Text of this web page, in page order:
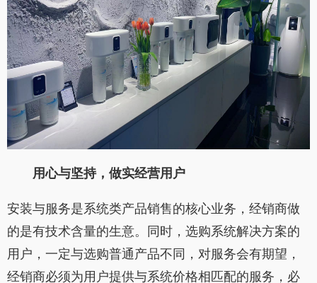
用心与坚持，做实经营用户
安装与服务是系统类产品销售的核心业务，经销商做
的是有技术含量的生意。同时，选购系统解决方案的
用户，一定与选购普通产品不同，对服务会有期望，
经销商必须为用户提供与系统价格相匹配的服务，必